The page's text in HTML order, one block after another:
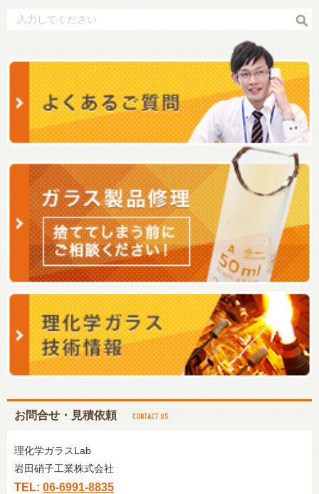
お問合せ・見積依頼
理化学ガラスLab
岩田硝子工業株式会社
TEL: 06-6991-8835